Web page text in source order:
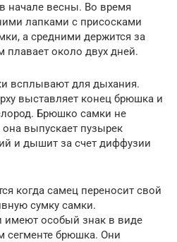
начале весны. Во время
лапками с присосками
а средними держится за
плавает около двух дней.
всплывают для дыхания.
выставляет конец брюшка и
Брюшко самки не
она выпускает пузырек
и дышит за счет диффузии
когда самец переносит свой
сумку самки.
имеют особый знак в виде
сегменте брюшка. Они